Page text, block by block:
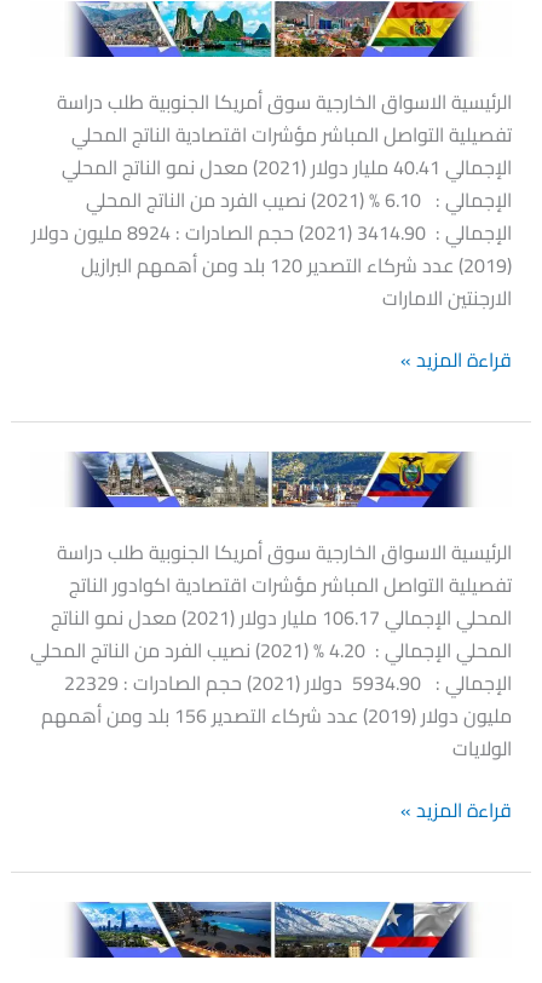
الرئيسية الاسواق الخارجية سوق أمريكا الجنوبية طلب دراسة
تفصيلية التواصل المباشر مؤشرات اقتصادية الناتج المحلي
الإجمالي 40.41 مليار دولار (2021) معدل نمو الناتج المحلي
الإجمالي : 6.10 % (2021) نصيب الفرد من الناتج المحلي
الإجمالي : 3414.90 (2021) حجم الصادرات : 8924 مليون دولار
(2019) عدد شركاء التصدير 120 بلد ومن أهمهم البرازيل
الارجنتين الامارات
بوليفيا
قراءة المزيد »
الرئيسية الاسواق الخارجية سوق أمريكا الجنوبية طلب دراسة
تفصيلية التواصل المباشر مؤشرات اقتصادية اكوادور الناتج
المحلي الإجمالي 106.17 مليار دولار (2021) معدل نمو الناتج
المحلي الإجمالي : 4.20 % (2021) نصيب الفرد من الناتج المحلي
الإجمالي : 5934.90 دولار (2021) حجم الصادرات : 22329
مليون دولار (2019) عدد شركاء التصدير 156 بلد ومن أهمهم
الولايات
الاكوادور
قراءة المزيد »
تشيلي